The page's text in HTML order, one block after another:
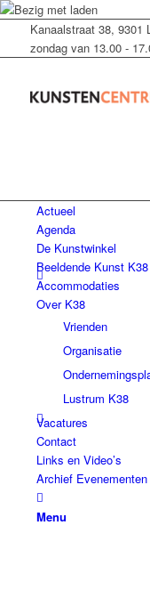
Kanaalstraat 38, 9301
zondag van 13.00 -
Actueel
Agenda
De Kunstwinkel
Beeldende Kunst K38
Accommodaties
Over K38
Vrienden
Organisatie
Lustrum K38
Vacatures
Contact
Links en Video’s
Archief Evenementen
Menu